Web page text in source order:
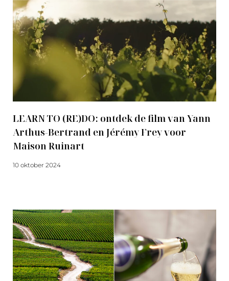
LEARN TO (RE)DO: ontdek de film van Yann
Arthus-Bertrand en Jérémy Frey voor
Maison Ruinart
10 oktober 2024